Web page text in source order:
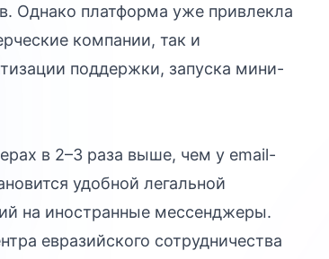
Однако платформа уже привлекла
компании, так и
поддержки, запуска мини-
в 2–3 раза выше, чем у email-
удобной легальной
на иностранные мессенджеры.
евразийского сотрудничества